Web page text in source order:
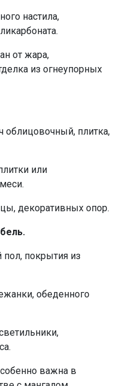
настила,
от жара,
из огнеупорных
облицовочный, плитка,
или
декоративных опор.
покрытия из
обеденного
важна в